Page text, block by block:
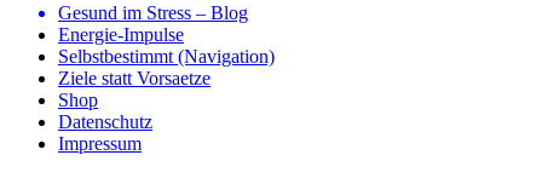
Gesund im Stress – Blog
Energie-Impulse
Selbstbestimmt (Navigation)
Ziele statt Vorsaetze
Shop
Datenschutz
Impressum